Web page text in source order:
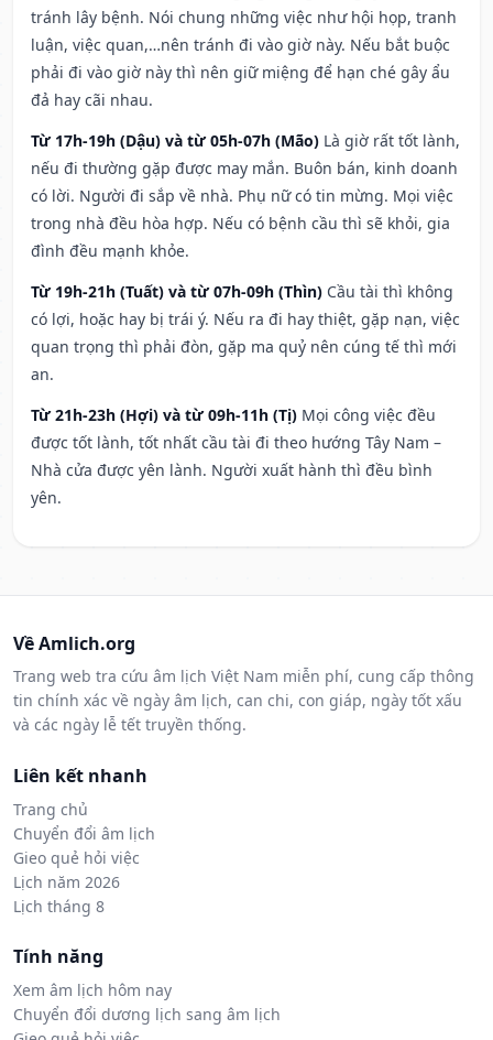
tránh lây bệnh. Nói chung những việc như hội họp, tranh
luận, việc quan,…nên tránh đi vào giờ này. Nếu bắt buộc
phải đi vào giờ này thì nên giữ miệng để hạn ché gây ẩu
đả hay cãi nhau.
Từ 17h-19h (Dậu) và từ 05h-07h (Mão) Là giờ rất tốt lành,
nếu đi thường gặp được may mắn. Buôn bán, kinh doanh
có lời. Người đi sắp về nhà. Phụ nữ có tin mừng. Mọi việc
trong nhà đều hòa hợp. Nếu có bệnh cầu thì sẽ khỏi, gia
đình đều mạnh khỏe.
Từ 19h-21h (Tuất) và từ 07h-09h (Thìn) Cầu tài thì không
có lợi, hoặc hay bị trái ý. Nếu ra đi hay thiệt, gặp nạn, việc
quan trọng thì phải đòn, gặp ma quỷ nên cúng tế thì mới
an.
Từ 21h-23h (Hợi) và từ 09h-11h (Tị) Mọi công việc đều
được tốt lành, tốt nhất cầu tài đi theo hướng Tây Nam –
Nhà cửa được yên lành. Người xuất hành thì đều bình
yên.
Về Amlich.org
Trang web tra cứu âm lịch Việt Nam miễn phí, cung cấp thông
tin chính xác về ngày âm lịch, can chi, con giáp, ngày tốt xấu
và các ngày lễ tết truyền thống.
Liên kết nhanh
Trang chủ
Chuyển đổi âm lịch
Gieo quẻ hỏi việc
Lịch năm 2026
Lịch tháng 8
Tính năng
Xem âm lịch hôm nay
Chuyển đổi dương lịch sang âm lịch